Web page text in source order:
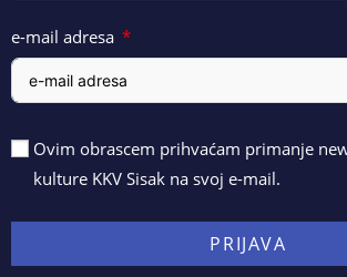
e-mail adresa
Ovim obrascem prihvaćam primanje
kulture KKV Sisak na svoj e-mail.
PRIJAVA